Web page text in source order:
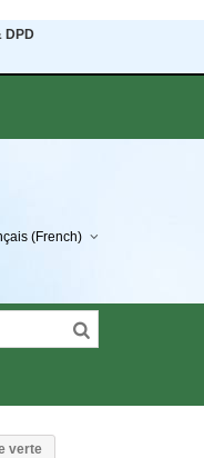
DPD
(French)
verte